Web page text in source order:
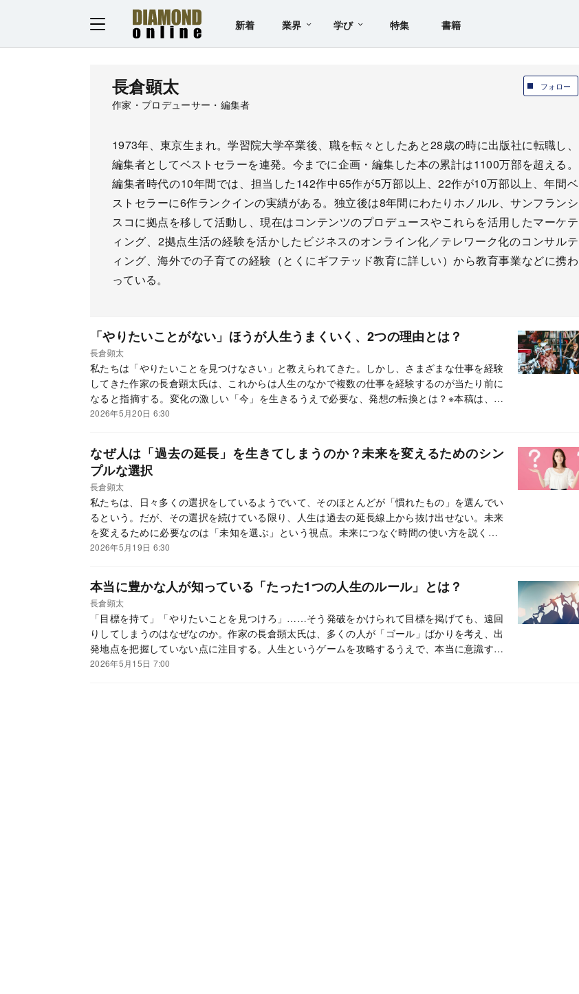
新着 業界 学び 特集 書籍
フォロー
長倉顕太
作家・プロデューサー・編集者
1973年、東京生まれ。学習院大学卒業後、職を転々としたあと28歳の時に出版社に転職し、
編集者としてベストセラーを連発。今までに企画・編集した本の累計は1100万部を超える。
編集者時代の10年間では、担当した142作中65作が5万部以上、22作が10万部以上、年間ベ
ストセラーに6作ランクインの実績がある。独立後は8年間にわたりホノルル、サンフランシ
スコに拠点を移して活動し、現在はコンテンツのプロデュースやこれらを活用したマーケテ
ィング、2拠点生活の経験を活かしたビジネスのオンライン化／テレワーク化のコンサルテ
ィング、海外での子育ての経験（とくにギフテッド教育に詳しい）から教育事業などに携わ
っている。
「やりたいことがない」ほうが人生うまくいく、2つの理由とは？
長倉顕太
私たちは「やりたいことを見つけなさい」と教えられてきた。しかし、さまざまな仕事を経験
してきた作家の長倉顕太氏は、これからは人生のなかで複数の仕事を経験するのが当たり前に
なると指摘する。変化の激しい「今」を生きるうえで必要な、発想の転換とは？※本稿は、作
家の長倉顕太『豊かな人だけが知っていること 時間貧困にならない51の習慣』（あさ出版）
2026年5月20日 6:30
なぜ人は「過去の延長」を生きてしまうのか？未来を変えるためのシン
プルな選択
長倉顕太
私たちは、日々多くの選択をしているようでいて、そのほとんどが「慣れたもの」を選んでい
るという。だが、その選択を続けている限り、人生は過去の延長線上から抜け出せない。未来
を変えるために必要なのは「未知を選ぶ」という視点。未来につなぐ時間の使い方を説く。※
本稿は、作家の長倉顕太『豊かな人だけが知っていること 時間貧困にならない51の習慣』
2026年5月19日 6:30
本当に豊かな人が知っている「たった1つの人生のルール」とは？
長倉顕太
「目標を持て」「やりたいことを見つけろ」……そう発破をかけられて目標を掲げても、遠回
りしてしまうのはなぜなのか。作家の長倉顕太氏は、多くの人が「ゴール」ばかりを考え、出
発地点を把握していない点に注目する。人生というゲームを攻略するうえで、本当に意識すべ
きポイントとは。※本稿は、作家の長倉顕太『豊かな人だけが知っていること 時間貧困になら
2026年5月15日 7:00